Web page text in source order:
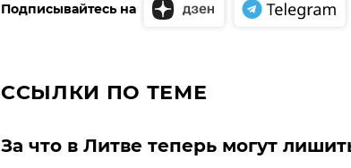
Подписывайтесь на
ССЫЛКИ ПО ТЕМЕ
За что в Литве теперь могут